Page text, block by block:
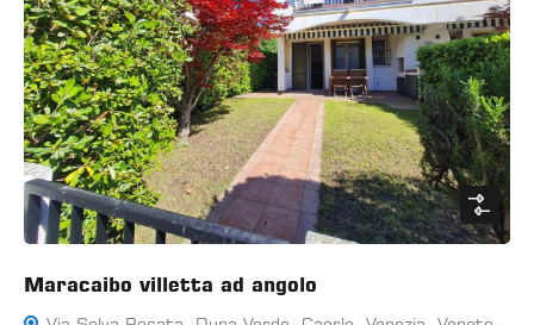
Maracaibo villetta ad angolo